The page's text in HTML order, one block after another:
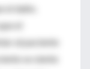
el daño.
el
al paciente
se siente